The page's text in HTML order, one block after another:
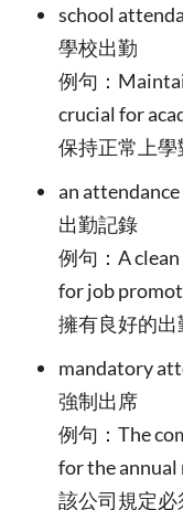
school
學校出勤
例句：
crucial for
保持正常上學
an
出勤記錄
例句：A
for job
擁有良好的出
mandatory
強制出席
例句：The
for the annual
該公司規定必